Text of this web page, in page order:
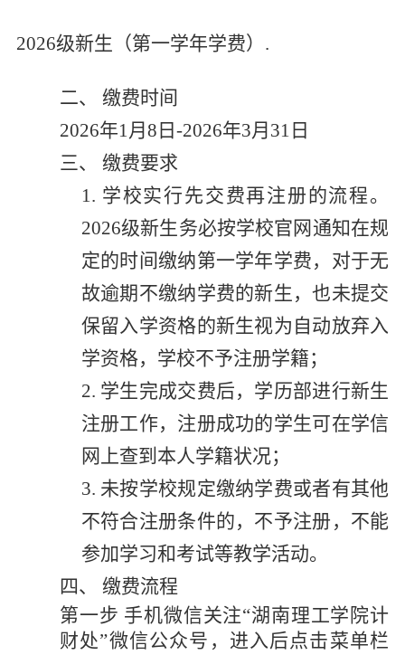
2026级新生（第一学年学费） .
二、 缴费时间
2026年1 月 8 日 -2026年3月 31 日
三、 缴费要求
1. 学校实行先交费再注册的流程。
2026级新生务必按学校官网通知在规
定的时间缴纳第一学年学费， 对于无
故逾期不缴纳学费的新生，也未提交
保留入学资格的新生视为自动放弃入
学资格，学校不予注册学籍；
2. 学生完成交费后， 学历部进行新生
注册工作，注册成功的学生可在学信
网上查到本人学籍状况；
3. 未按学校规定缴纳学费或者有其他
不符合注册条件的，不予注册，不能
参加学习和考试等教学活动。
四、 缴费流程
第一步 手机微信关注“湖南理工学院计
财处”微信公众号 ，进入后点击菜单栏